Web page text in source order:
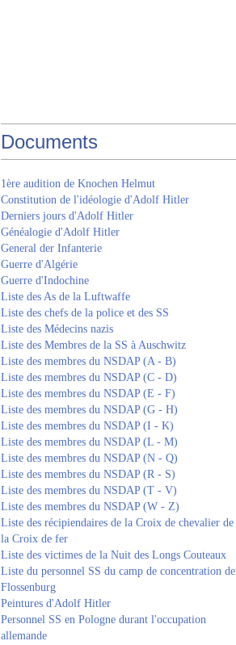
Documents
1ère audition de Knochen Helmut
Constitution de l'idéologie d'Adolf Hitler
Derniers jours d'Adolf Hitler
Généalogie d'Adolf Hitler
General der Infanterie
Guerre d'Algérie
Guerre d'Indochine
Liste des As de la Luftwaffe
Liste des chefs de la police et des SS
Liste des Médecins nazis
Liste des Membres de la SS à Auschwitz
Liste des membres du NSDAP (A - B)
Liste des membres du NSDAP (C - D)
Liste des membres du NSDAP (E - F)
Liste des membres du NSDAP (G - H)
Liste des membres du NSDAP (I - K)
Liste des membres du NSDAP (L - M)
Liste des membres du NSDAP (N - Q)
Liste des membres du NSDAP (R - S)
Liste des membres du NSDAP (T - V)
Liste des membres du NSDAP (W - Z)
Liste des récipiendaires de la Croix de chevalier de
la Croix de fer
Liste des victimes de la Nuit des Longs Couteaux
Liste du personnel SS du camp de concentration de
Flossenburg
Peintures d'Adolf Hitler
Personnel SS en Pologne durant l'occupation
allemande